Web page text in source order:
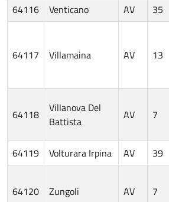
64116
Venticano AV 35
64117 Villamaina AV 13
64118
Villanova Del
Battista
AV 7
64119 Volturara Irpina AV 39
64120 Zungoli AV 7